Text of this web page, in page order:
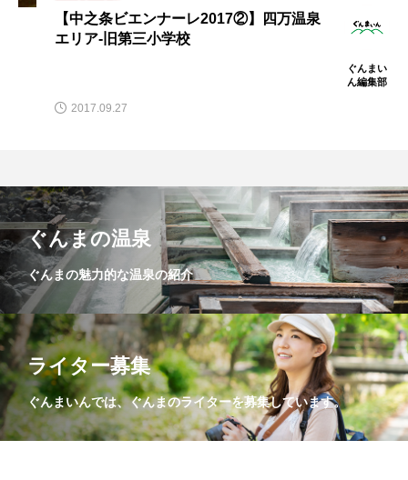
【中之条ビエンナーレ2017②】四万温泉
エリア-旧第三小学校
ぐんまい
ん編集部
2017.09.27
ぐんまの温泉
ぐんまの魅力的な温泉の紹介
ライター募集
ぐんまいんでは、ぐんまのライターを募集しています。